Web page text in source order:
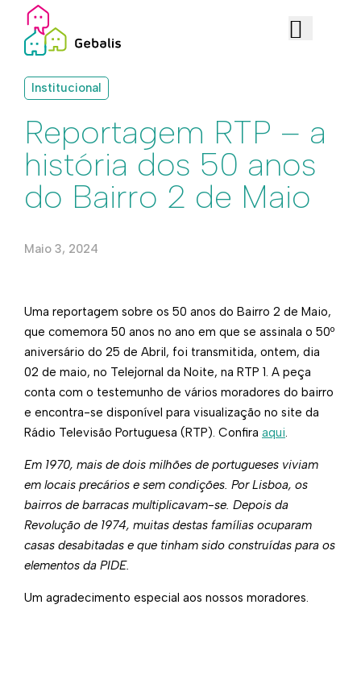
Institucional
Reportagem RTP – a
história dos 50 anos
do Bairro 2 de Maio
Maio 3, 2024
Uma reportagem sobre os 50 anos do Bairro 2 de Maio,
que comemora 50 anos no ano em que se assinala o 50º
aniversário do 25 de Abril, foi transmitida, ontem, dia
02 de maio, no Telejornal da Noite, na RTP 1. A peça
conta com o testemunho de vários moradores do bairro
e encontra-se disponível para visualização no site da
Rádio Televisão Portuguesa (RTP). Confira aqui.
Em 1970, mais de dois milhões de portugueses viviam
em locais precários e sem condições. Por Lisboa, os
bairros de barracas multiplicavam-se. Depois da
Revolução de 1974, muitas destas famílias ocuparam
casas desabitadas e que tinham sido construídas para os
elementos da PIDE.​
Um agradecimento especial aos nossos moradores.